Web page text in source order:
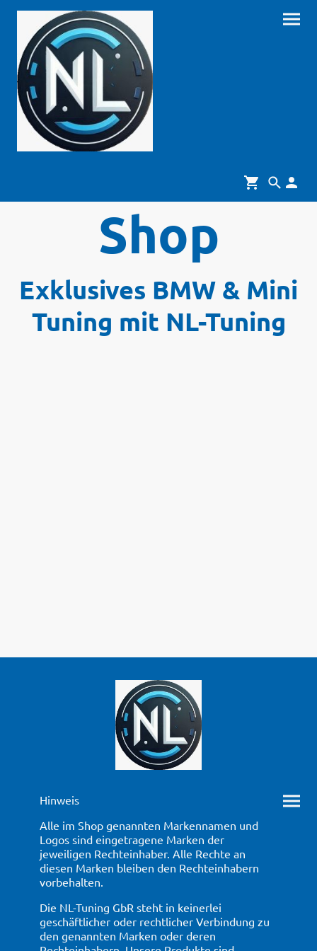
Shop
Exklusives BMW & Mini
Tuning mit NL-Tuning
Hinweis
Alle im Shop genannten Markennamen und
Logos sind eingetragene Marken der
jeweiligen Rechteinhaber. Alle Rechte an
diesen Marken bleiben den Rechteinhabern
vorbehalten.
Die NL-Tuning GbR steht in keinerlei
geschäftlicher oder rechtlicher Verbindung zu
den genannten Marken oder deren